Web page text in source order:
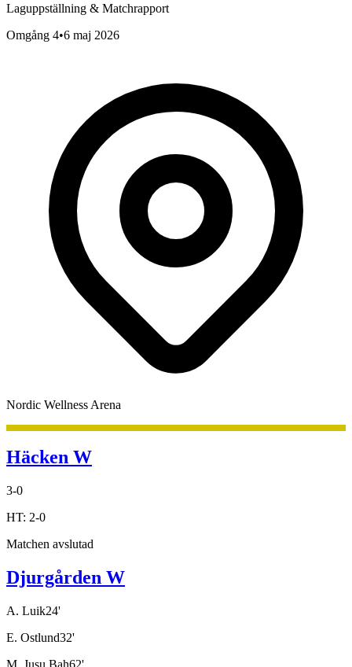
Laguppställning & Matchrapport
Omgång 4•6 maj 2026
Nordic Wellness Arena
Häcken W
3-0
HT: 2-0
Matchen avslutad
Djurgården W
A. Luik24'
E. Ostlund32'
M. Jusu Bah62'